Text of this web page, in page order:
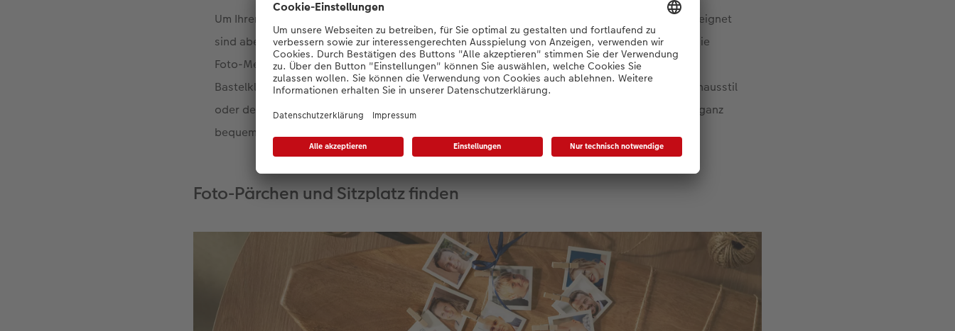
Um Ihren selbst gemachten Platzfinder zu basteln, benutzen Sie ein beliebiges Holzbrett – geeignet
sind aber auch eine Tafel, eine Palette oder ein altes Surfboard wie in unserem Beispiel. Um die
Foto-Memos am Brett zu befestigen, benötigen Sie lediglich eine Schere, Juteschnur und
Bastelklammern. Miniklammern aus Holz passen beispielsweise gut zu einem rustikalen Landhausstil
oder dem beliebten Boho-Look. Die Foto-Memos mit den Gesichtern Ihrer Gäste können Sie ganz
bequem in der CEWE Fotowelt Software in der Kategorie Fotogeschenke gestalten.
Foto-Pärchen und Sitzplatz finden